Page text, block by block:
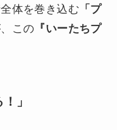
体を巻き込む 「プ
この 『いーたちプ
」